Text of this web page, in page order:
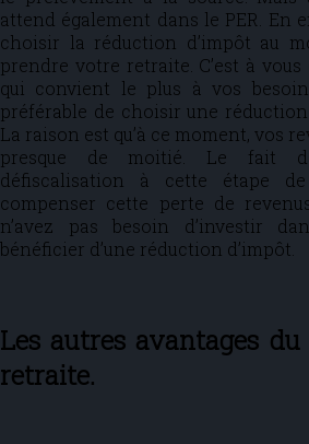
attend également dans le PER. En
choisir la réduction d’impôt au
prendre votre retraite. C’est à
qui convient le plus à vos
préférable de choisir une
La raison est qu’à ce moment, vos
presque de moitié. Le fait
défiscalisation à cette étape
compenser cette perte de
n’avez pas besoin d’investir
bénéficier d’une réduction d’impôt.
Les autres avantages du
retraite.